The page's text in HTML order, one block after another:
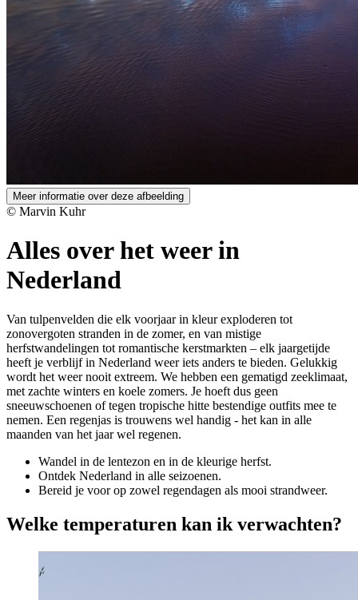
Meer informatie over deze afbeelding
© Marvin Kuhr
Alles over het weer in
Nederland
Van tulpenvelden die elk voorjaar in kleur exploderen tot
zonovergoten stranden in de zomer, en van mistige
herfstwandelingen tot romantische kerstmarkten – elk jaargetijde
heeft je verblijf in Nederland weer iets anders te bieden. Gelukkig
wordt het weer nooit extreem. We hebben een gematigd zeeklimaat,
met zachte winters en koele zomers. Je hoeft dus geen
sneeuwschoenen of tegen tropische hitte bestendige outfits mee te
nemen. Een regenjas is trouwens wel handig - het kan in alle
maanden van het jaar wel regenen.
Wandel in de lentezon en in de kleurige herfst.
Ontdek Nederland in alle seizoenen.
Bereid je voor op zowel regendagen als mooi strandweer.
Welke temperaturen kan ik verwachten?